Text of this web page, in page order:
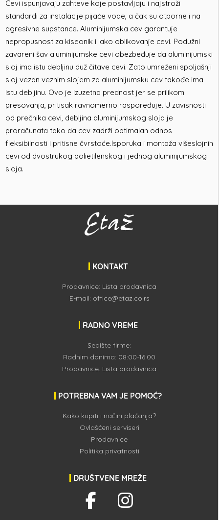
Cevi ispunjavaju zahteve koje postavljaju i najstroži
standardi za instalacije pijaće vode, a čak su otporne i na
agresivne supstance. Aluminijumska cev garantuje
nepropusnost za kiseonik i lako oblikovanje cevi. Podužni
zavareni šav aluminijumske cevi obezbeđuje da aluminijumski
sloj ima istu debljinu duž čitave cevi. Zato umreženi spoljašnji
sloj vezan veznim slojem za aluminijumsku cev takođe ima
istu debljinu. Ovo je izuzetna prednost jer se prilikom
presovanja, pritisak ravnomerno raspoređuje. U zavisnosti
od prečnika cevi, debljina aluminijumskog sloja je
proračunata tako da cev zadrži optimalan odnos
fleksibilnosti i pritisne čvrstoće.Isporuka i montaža višeslojnih
cevi od dvostrukog polietilenskog i jednog aluminijumskog
sloja.
KONTAKT
Prodavnice: Lista prodavnica
E-mail: office@etaz.co.rs
RADNO VREME
Sedište firme:
Radnim danima: 08:00-16:00
Prodavnice: Lista prodavnica
POTREBNA VAM JE POMOĆ?
Kako kupiti i načini plaćanja?
Ovlašćeni serviseri
Prodavnice
Politika privatnosti
DRUŠTVENE MREŽE